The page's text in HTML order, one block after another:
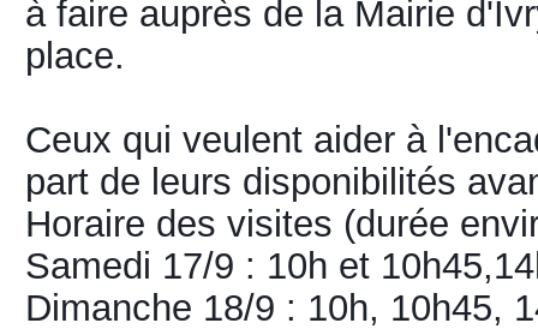
à faire auprès de la Mairie
place.
Ceux qui veulent aider à
part de leurs disponibilités
Horaire des visites (durée
Samedi 17/9 : 10h et
Dimanche 18/9 : 10h, 10h45,